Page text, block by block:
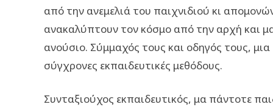
από την ανεμελιά του παιχνιδιού κι
ανακαλύπτουν τον κόσμο από την αρχή και
ανούσιο. Σύμμαχός τους και οδηγός τους,
σύγχρονες εκπαιδευτικές μεθόδους.
Συνταξιούχος εκπαιδευτικός, μα πάντοτε